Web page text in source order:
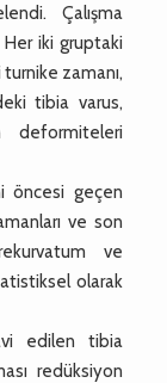
Çalışma
Her iki gruptaki
zamanı,
tibia varus,
deformiteleri
öncesi geçen
ve son
ve
olarak
edilen tibia
redüksiyon